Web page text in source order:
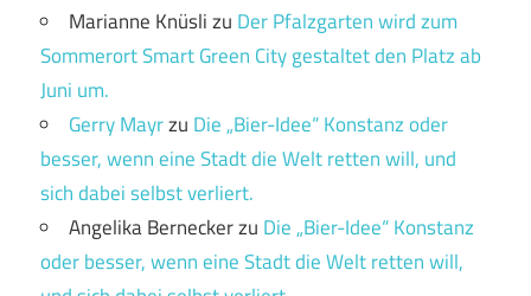
Marianne Knüslizu Der Pfalzgarten wird zum
Sommerort Smart Green City gestaltet den Platz ab
Juni um.
Gerry Mayrzu Die „Bier-Idee“ Konstanz oder
besser, wenn eine Stadt die Welt retten will, und
sich dabei selbst verliert.
Angelika Berneckerzu Die „Bier-Idee“ Konstanz
oder besser, wenn eine Stadt die Welt retten will,